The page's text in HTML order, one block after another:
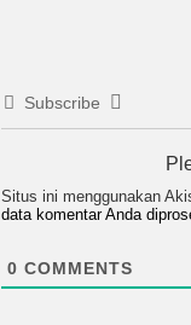
Subscribe
Situs ini menggunakan
data komentar Anda
0 COMMENTS